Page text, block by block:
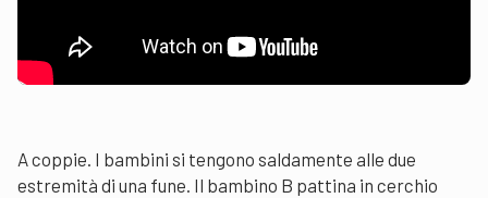
A coppie. I bambini si tengono saldamente alle due
estremità di una fune. Il bambino B pattina in cerchio